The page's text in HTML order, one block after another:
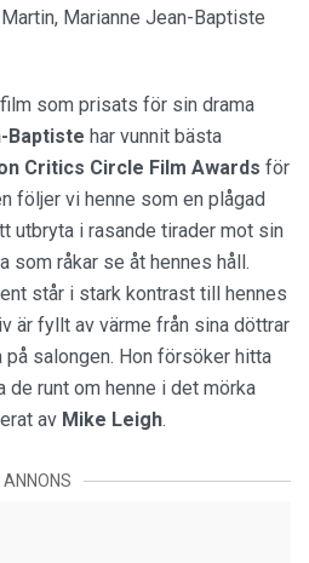
Marianne Jean-Baptiste
som prisats för sin drama
Baptiste har vunnit bästa
Critics Circle Film Awards för
följer vi henne som en plågad
utbryta i rasande tirader mot sin
som råkar se åt hennes håll.
står i stark kontrast till hennes
är fyllt av värme från sina döttrar
salongen. Hon försöker hitta
de runt om henne i det mörka
av Mike Leigh.
ANNONS